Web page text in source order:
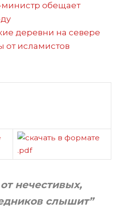
обещает
деревни на севере
от исламистов
нечестивых,
слышит”